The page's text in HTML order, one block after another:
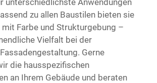
unterschiedlichste Anwendungen
zu allen Baustilen bieten sie
Farbe und Strukturgebung –
Vielfalt bei der
Gerne
die hausspezifischen
an Ihrem Gebäude und beraten